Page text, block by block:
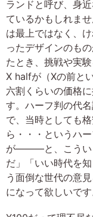
ランドと呼び、身
ているかもしれま
は最上ではなく、
ったデザインのも
たとき、挑戦や実験
X halfが（Xの前と
六割くらいの価格
す。ハーフ判の代
で、当時としても
ら・・・というハ
が———と、こうい
だ」「いい時代を
う面倒な世代の意
になって欲しいです